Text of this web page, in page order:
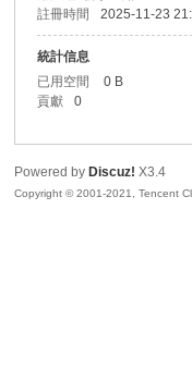
註冊時間
2025-11-23
統計信息
已用空間
0 B
貢獻
0
Powered by Discuz! X3.4
Copyright © 2001-2021, Tencent